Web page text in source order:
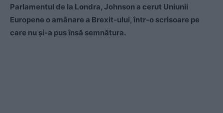
Parlamentul de la Londra, Johnson a cerut Uniunii
Europene o amânare a Brexit-ului, într-o scrisoare pe
care nu și-a pus însă semnătura.